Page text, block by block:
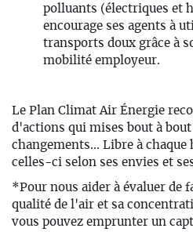
polluants (électriques et
encourage ses agents à
transports doux grâce à
mobilité employeur.
Le Plan Climat Air Énergie
d'actions qui mises bout à
changements... Libre à
celles-ci selon ses envies et
*Pour nous aider à évaluer de
qualité de l'air et sa
vous pouvez emprunter un